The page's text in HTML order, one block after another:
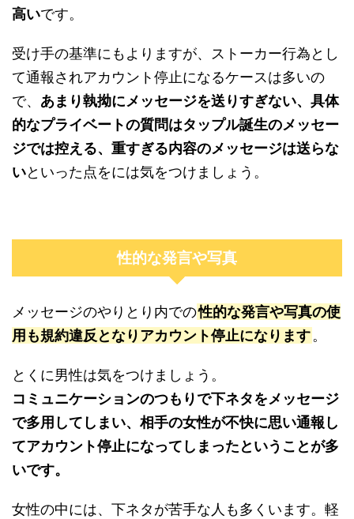
高いです。
受け手の基準にもよりますが、ストーカー行為とし
て通報されアカウント停止になるケースは多いの
で、 あまり執拗にメッセージを送りすぎない、具体
的なプライベートの質問はタップル誕生のメッセー
ジでは控える、重すぎる内容のメッセージは送らな
いといった点をには気をつけましょう。
性的な発言や写真
メッセージのやりとり内での性的な発言や写真の使
用も規約違反となりアカウント停止になります。
とくに男性は気をつけましょう。
コミュニケーションのつもりで下ネタをメッセージ
で多用してしまい、相手の女性が不快に思い通報し
てアカウント停止になってしまったということが多
いです。
女性の中には、下ネタが苦手な人も多くいます。軽